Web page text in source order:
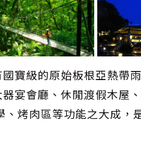
寶級的原始板根亞熱帶
宴會廳、休閒渡假木屋
烤肉區等功能之大成，